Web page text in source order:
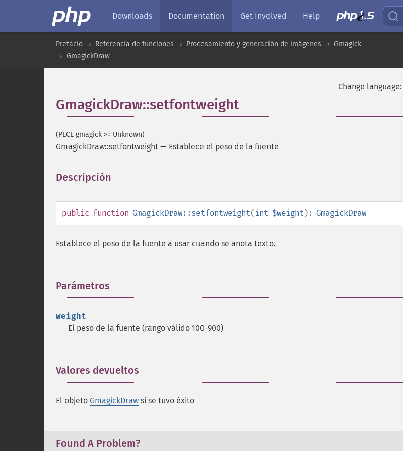
Downloads Documentation Get Involved Help
Prefacio Referencia de funciones Procesamiento y generación de imágenes
Gmagick
GmagickDraw
Change language:
GmagickDraw::setfontweight
(PECL gmagick >= Unknown)
GmagickDraw::setfontweight — Establece el peso de la fuente
Descripción
public function GmagickDraw::setfontweight( int $weight ): GmagickDraw
Establece el peso de la fuente a usar cuando se anota texto.
Parámetros
weight
El peso de la fuente (rango válido 100-900)
Valores devueltos
El objeto GmagickDraw si se tuvo éxito
Found A Problem?